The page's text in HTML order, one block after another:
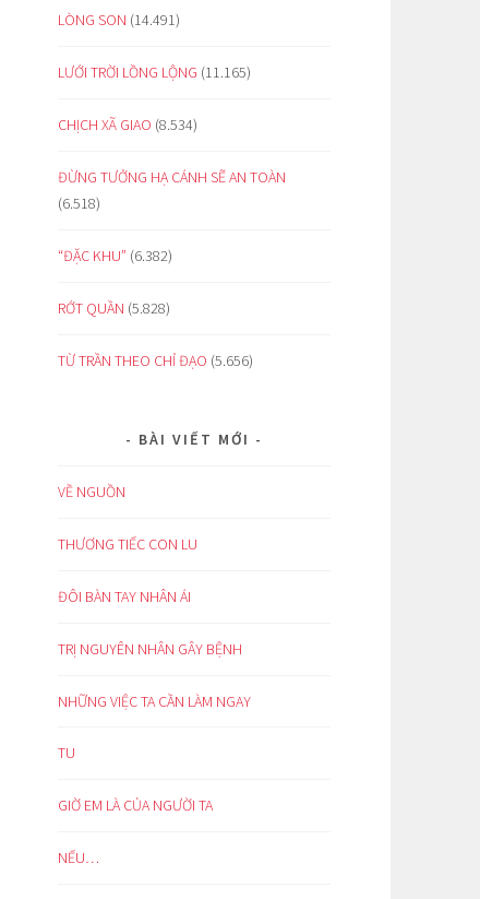
LÒNG SON (14.491)
LƯỚI TRỜI LỒNG LỘNG (11.165)
CHỊCH XÃ GIAO (8.534)
ĐỪNG TƯỞNG HẠ CÁNH SẼ AN TOÀN
(6.518)
“ĐẶC KHU” (6.382)
RỚT QUẦN (5.828)
TỪ TRẦN THEO CHỈ ĐẠO (5.656)
BÀI VIẾT MỚI
VỀ NGUỒN
THƯƠNG TIẾC CON LU
ĐÔI BÀN TAY NHÂN ÁI
TRỊ NGUYÊN NHÂN GÂY BỆNH
NHỮNG VIỆC TA CẦN LÀM NGAY
TU
GIỜ EM LÀ CỦA NGƯỜI TA
NẾU…